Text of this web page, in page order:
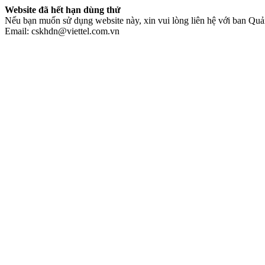
Website đã hết hạn dùng thử
Nếu bạn muốn sử dụng website này, xin vui lòng liên hệ với ban
Email: cskhdn@viettel.com.vn